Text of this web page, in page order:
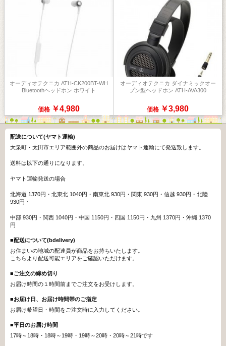
オーディオテクニカ ATH-CK200BT-WH
Bluetoothヘッドホン ホワイト
価格 ￥4,980
オーディオテクニカ ダイナミックオー
プン型ヘッドホン ATH-AVA300
価格 ￥3,980
配送について(ヤマト運輸)
大泉町・太田市エリア範囲外の商品のお届けはヤマト運輸にて発送致します。
送料は以下の通りになります。
ヤマト運輸発送の場合
北海道 1370円・北東北 1040円・南東北 930円・関東 930円・信越 930円・北陸
930円・
中部 930円・関西 1040円・中国 1150円・四国 1150円・九州 1370円・沖縄 1370
円
■配送について(bdelivery)
お住まいの地域の配達員が商品をお持ちいたします。
こちら より配送可能エリアをご確認いただけます。
■ご注文の締め切り
お届け時間の１時間前までご注文をお受けします。
■お届け日、お届け時間帯のご指定
お届け希望日・時間をご注文時に入力してください。
■平日のお届け時間
17時～18時・18時～19時・19時～20時・20時～21時です